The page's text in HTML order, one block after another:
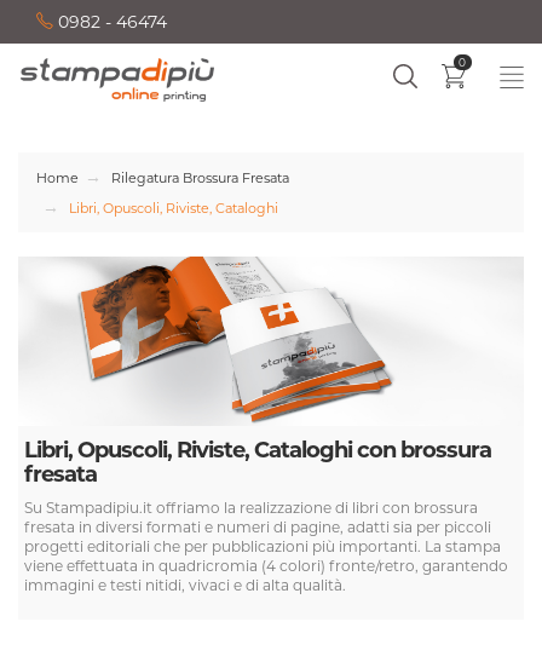
0982 - 46474
0
Home
Rilegatura Brossura Fresata
Libri, Opuscoli, Riviste, Cataloghi
Libri, Opuscoli, Riviste, Cataloghi con brossura
fresata
Su Stampadipiu.it offriamo la realizzazione di libri con brossura
fresata in diversi formati e numeri di pagine, adatti sia per piccoli
progetti editoriali che per pubblicazioni più importanti. La stampa
viene effettuata in quadricromia (4 colori) fronte/retro, garantendo
immagini e testi nitidi, vivaci e di alta qualità.